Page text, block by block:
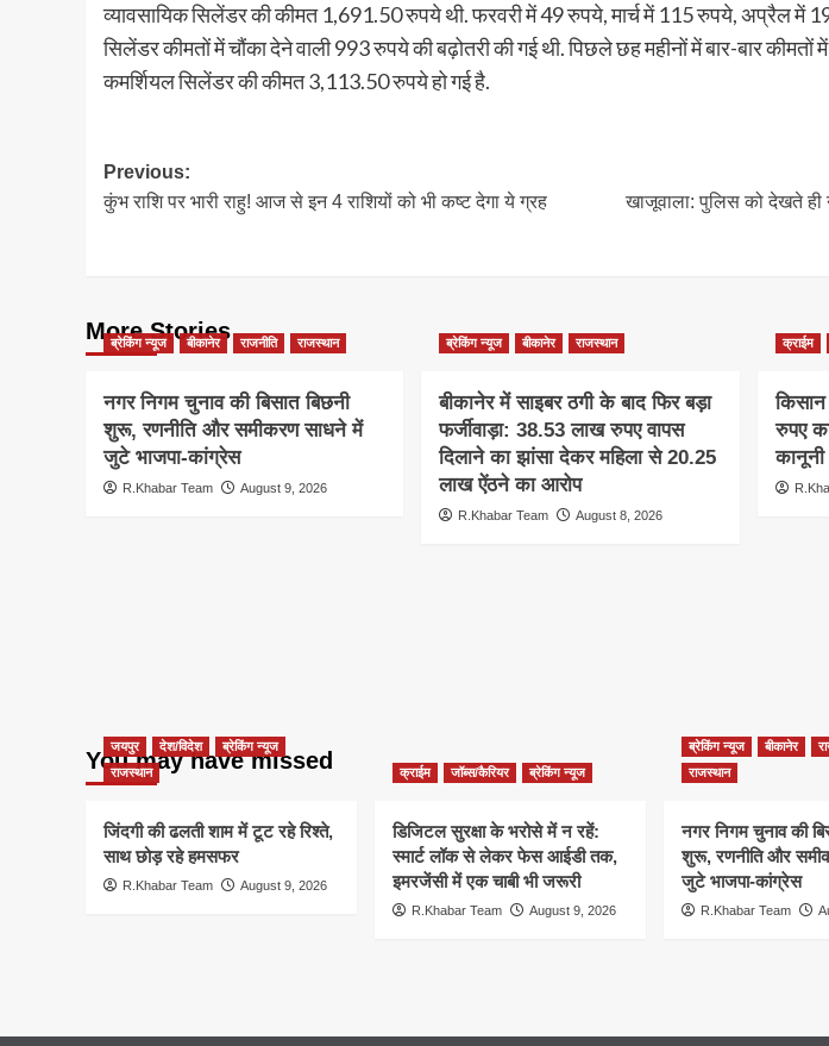
व्यावसायिक सिलेंडर की कीमत 1,691.50 रुपये थी. फरवरी में 49 रुपये, मार्च में 115 रुपये, अप्रैल में
सिलेंडर कीमतों में चौंका देने वाली 993 रुपये की बढ़ोतरी की गई थी. पिछले छह महीनों में बार-बार
कमर्शियल सिलेंडर की कीमत 3,113.50 रुपये हो गई है.
Post
navigation
Previous:
कुंभ राशि पर भारी राहु! आज से इन 4 राशियों को भी कष्ट देगा ये ग्रह
खाजूवाला: पुलिस को देखते ही
More Stories
ब्रेकिंग न्यूज बीकानेर राजनीति राजस्थान
नगर निगम चुनाव की बिसात बिछनी
शुरू, रणनीति और समीकरण साधने में
जुटे भाजपा-कांग्रेस
R.Khabar Team August 9, 2026
ब्रेकिंग न्यूज बीकानेर राजस्थान
बीकानेर में साइबर ठगी के बाद फिर बड़ा
फर्जीवाड़ा: 38.53 लाख रुपए वापस
दिलाने का झांसा देकर महिला से 20.25
लाख ऐंठने का आरोप
R.Khabar Team August 8, 2026
क्राईम
रुपए
You may have missed
जयपुर देश/विदेश
ब्रेकिंग न्यूज
राजस्थान
जिंदगी की ढलती शाम में टूट रहे रिश्ते,
साथ छोड़ रहे हमसफर
R.Khabar Team August 9, 2026
क्राईम जॉब्स/कैरियर ब्रेकिंग न्यूज
डिजिटल सुरक्षा के भरोसे में न रहें:
स्मार्ट लॉक से लेकर फेस आईडी तक,
इमरजेंसी में एक चाबी भी जरूरी
R.Khabar Team August 9, 2026
ब्रेकिंग न्यूज बीकानेर
राजस्थान
नगर निगम चुनाव की
शुरू, रणनीति और
जुटे भाजपा-कांग्रेस
R.Khabar Team